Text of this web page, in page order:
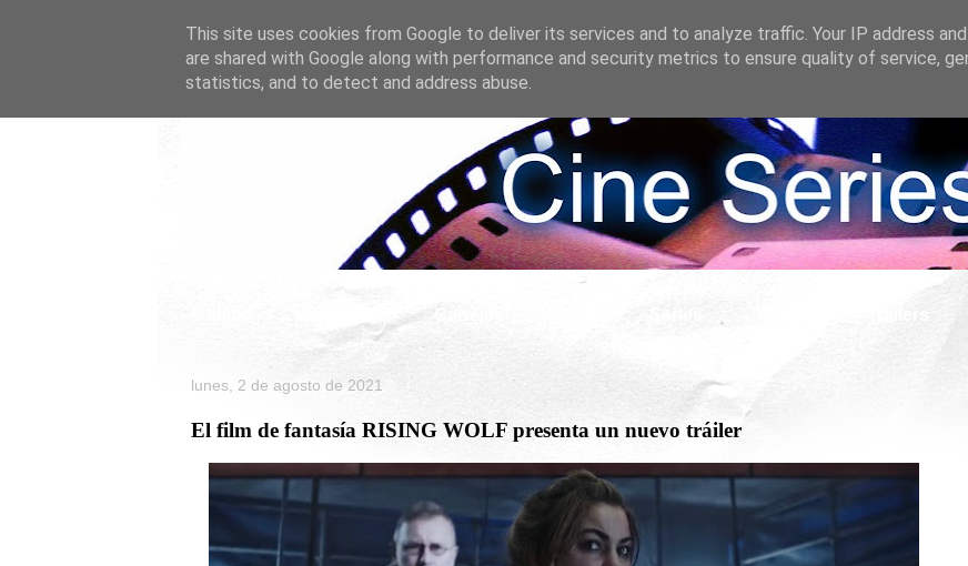
lunes, 2 de agosto de 2021
El film de fantasía RISING WOLF presenta un nuevo tráiler
This site uses cookies from Google to deliver its services and to analyze traffic. Your IP address
are shared with Google along with performance and security metrics to ensure quality of service,
statistics, and to detect and address abuse.